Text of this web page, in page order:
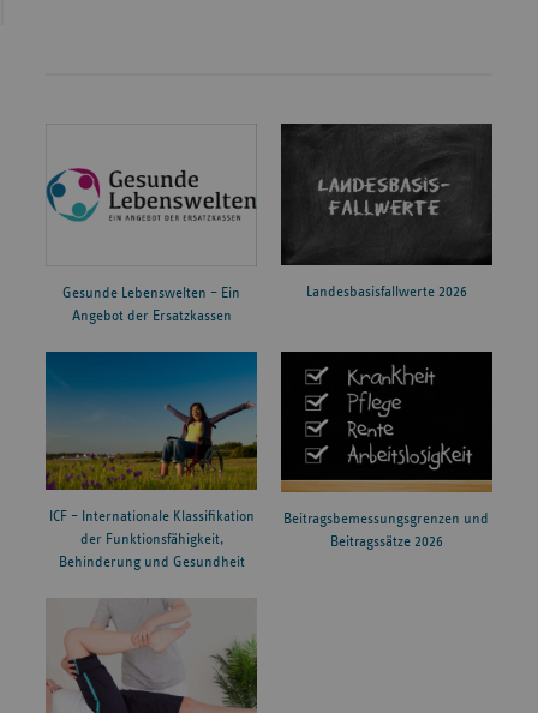
Gesunde Lebenswelten – Ein
Angebot der Ersatzkassen
Landesbasisfallwerte 2026
ICF – Internationale Klassifikation
der Funktionsfähigkeit,
Behinderung und Gesundheit
Beitragsbemessungsgrenzen und
Beitragssätze 2026